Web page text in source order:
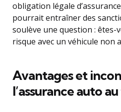
obligation légale
pourrait entraîner des
soulève une question : êtes-
risque avec un véhicule non
Avantages et
l’assurance auto